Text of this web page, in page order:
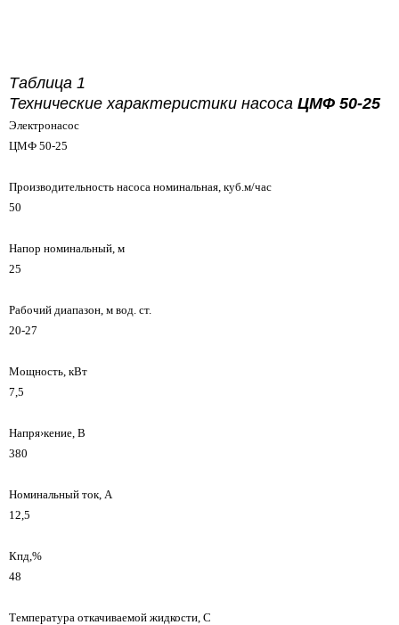
Таблица 1
Технические характеристики насоса ЦМФ 50-25
Электронасос
ЦМФ 50-25
Производительность насоса номинальная, куб.м/час
50
Haпop номинальный, м
25
Рабочий диапазон, м вод. ст.
20-27
Мощность, кВт
7,5
Напря›кение, В
380
Номинальный ток, А
12,5
Кпд,%
48
Температура откачиваемой жидкости, С